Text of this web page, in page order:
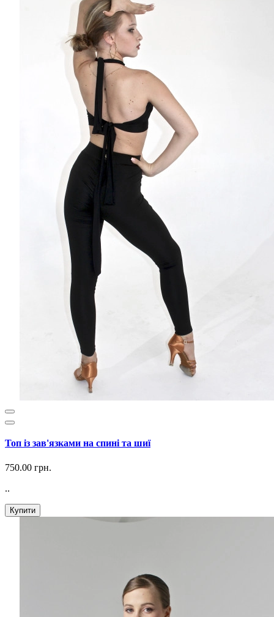
Топ із зав'язками на спині та шиї
750.00 грн.
..
Купити